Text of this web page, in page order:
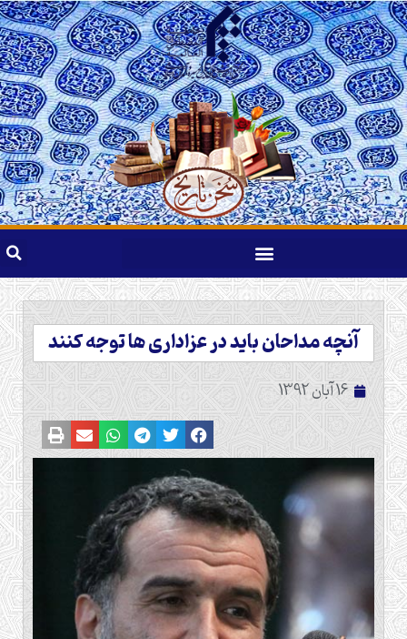
آنچه مداحان باید در عزاداری ها توجه کنند
16 آبان 1392